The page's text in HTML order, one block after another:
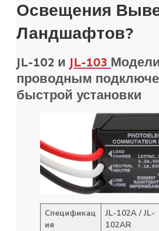
Освещения
Ландшафтов?
JL-102 и JL-103
проводным
быстрой установки
Спецификац
ия
JL-102A / JL-
102AR